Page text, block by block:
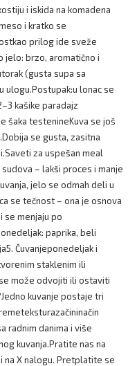
i iskida na komadena
i kratko se
prilog ide sveže
jelo: brzo, aromatično i
(gusta supa sa
ulogu.Postupak:u lonac se
kašike paradajz
šaka testenineKuva se još
se gusta, zasitna
za uspešan meal
– lakši proces i manje
jelo se odmah deli u
se tečnost – ona je osnova
se menjaju po
paprika, beli
Čuvanjeponedeljak i
staklenim ili
može odvojiti ili ostaviti
kuvanje postaje tri
radnim danima i više
kuvanja.Pratite nas na
na X nalogu. Pretplatite se